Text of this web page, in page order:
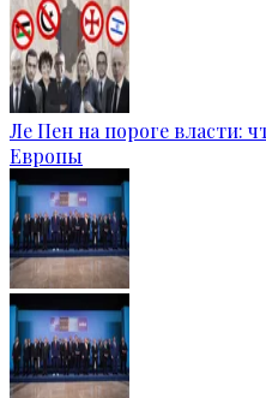
Ле Пен на пороге власти:
Европы